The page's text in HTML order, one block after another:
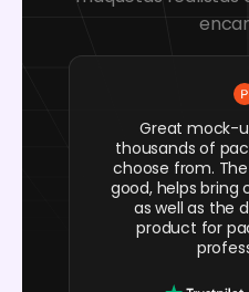
Great mock-
thousands of
choose from.
good, helps bring
as well as the
product for